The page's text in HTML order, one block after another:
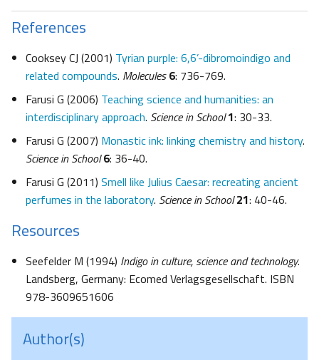
References
Cooksey CJ (2001) Tyrian purple: 6,6’-dibromoindigo and
related compounds. Molecules 6: 736-769.
Farusi G (2006) Teaching science and humanities: an
interdisciplinary approach. Science in School1: 30-33.
Farusi G (2007) Monastic ink: linking chemistry and history.
Science in School 6: 36-40.
Farusi G (2011) Smell like Julius Caesar: recreating ancient
perfumes in the laboratory. Science in School 21: 40-46.
Resources
Seefelder M (1994) Indigo in culture, science and technology.
Landsberg, Germany: Ecomed Verlagsgesellschaft. ISBN
978-3609651606
Author(s)